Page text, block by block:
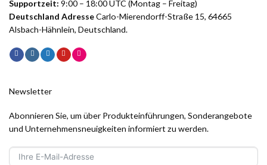
Supportzeit: 9:00 – 18:00 UTC (Montag – Freitag)
Deutschland AdresseCarlo-Mierendorff-Straße 15, 64665
Alsbach-Hähnlein, Deutschland.
Newsletter
Abonnieren Sie, um über Produkteinführungen, Sonderangebote
und Unternehmensneuigkeiten informiert zu werden.